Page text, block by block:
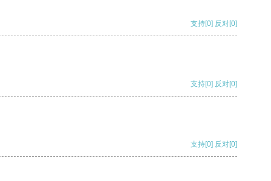
支持[0] 反对[0]
支持[0] 反对[0]
支持[0] 反对[0]